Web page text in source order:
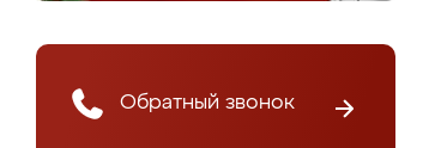
Обратный звонок